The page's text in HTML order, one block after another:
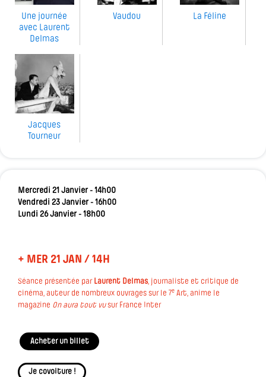
Une journée
avec Laurent
Delmas
Vaudou La Féline
Jacques
Tourneur
Mercredi 21 Janvier - 14h00
Vendredi 23 Janvier - 16h00
Lundi 26 Janvier - 18h00
+ MER 21 JAN / 14H
Séance présentée par Laurent Delmas, journaliste et critique de
cinéma, auteur de nombreux ouvrages sur le 7e Art, anime le
magazine On aura tout vusur France Inter
Acheter un billet
Je covoiture !